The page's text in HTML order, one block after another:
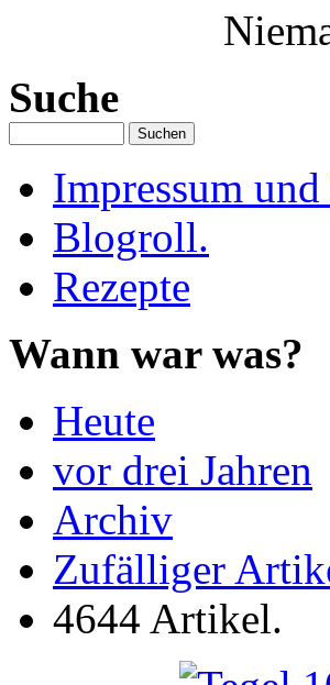
Suche
Impressum
Blogroll.
Rezepte
Wann war was?
Heute
vor drei Jahren
Archiv
Zufälliger
4644 Artikel.